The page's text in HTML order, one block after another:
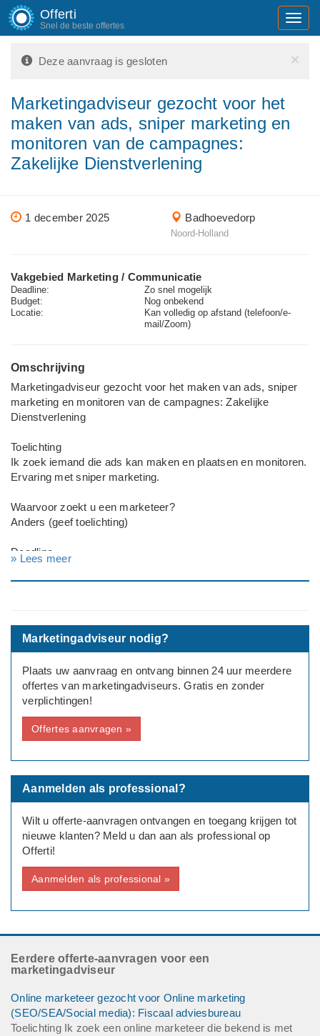
Offerti
Snel de beste offertes
×
Deze aanvraag is gesloten
Marketingadviseur gezocht voor het
maken van ads, sniper marketing en
monitoren van de campagnes:
Zakelijke Dienstverlening
1 december 2025 Badhoevedorp
Noord-Holland
Vakgebied Marketing / Communicatie
Deadline:
Zo snel mogelijk
Budget:
Nog onbekend
Locatie:
Kan volledig op afstand (telefoon/e-
mail/Zoom)
Omschrijving
Marketingadviseur gezocht voor het maken van ads, sniper
marketing en monitoren van de campagnes: Zakelijke
Dienstverlening
Toelichting
Ik zoek iemand die ads kan maken en plaatsen en monitoren.
Ervaring met sniper marketing.
Waarvoor zoekt u een marketeer?
Anders (geef toelichting)
Deadline
» Lees meer
Marketingadviseur nodig?
Plaats uw aanvraag en ontvang binnen 24 uur meerdere
offertes van marketingadviseurs. Gratis en zonder
verplichtingen!
Offertes aanvragen »
Aanmelden als professional?
Wilt u offerte-aanvragen ontvangen en toegang krijgen tot
nieuwe klanten? Meld u dan aan als professional op
Offerti!
Aanmelden als professional »
Eerdere offerte-aanvragen voor een
marketingadviseur
Online marketeer gezocht voor Online marketing
(SEO/SEA/Social media): Fiscaal adviesbureau
Toelichting Ik zoek een online marketeer die bekend is met